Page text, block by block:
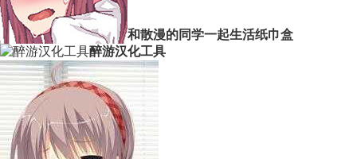
和散漫的同学一起生活纸巾盒
醉游汉化工具